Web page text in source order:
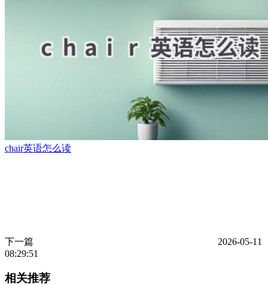
chair英语怎么读
下一篇
2026-05-11
08:29:51
相关推荐